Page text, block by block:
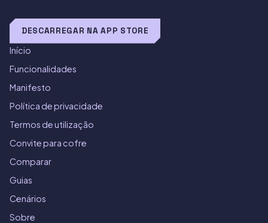
DESCARREGAR NA APP STORE
Início
Funcionalidades
Manifesto
Política de privacidade
Termos de utilização
Convite para cofre
Comparar
Guias
Cenários
Sobre